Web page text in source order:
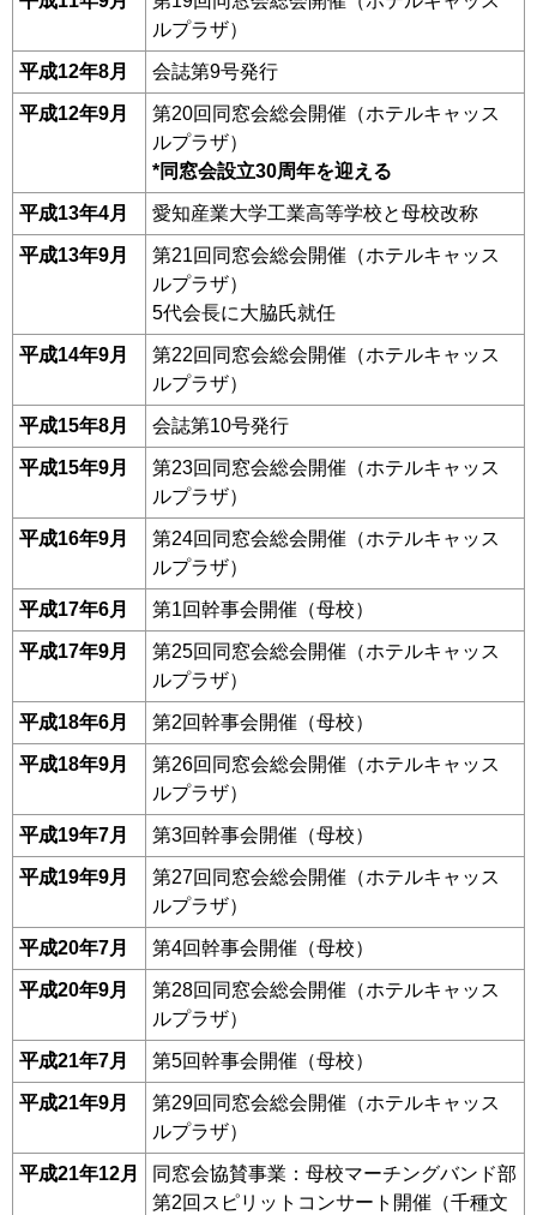
ルプラザ）
平成12年8月 会誌第9号発行
平成12年9月
第20回同窓会総会開催（ホテルキャッス
ルプラザ）
*同窓会設立30周年を迎える
平成13年4月 愛知産業大学工業高等学校と母校改称
平成13年9月
第21回同窓会総会開催（ホテルキャッス
ルプラザ）
5代会長に大脇氏就任
平成14年9月
第22回同窓会総会開催（ホテルキャッス
ルプラザ）
平成15年8月 会誌第10号発行
平成15年9月
第23回同窓会総会開催（ホテルキャッス
ルプラザ）
平成16年9月
第24回同窓会総会開催（ホテルキャッス
ルプラザ）
平成17年6月 第1回幹事会開催（母校）
平成17年9月
第25回同窓会総会開催（ホテルキャッス
ルプラザ）
平成18年6月 第2回幹事会開催（母校）
平成18年9月
第26回同窓会総会開催（ホテルキャッス
ルプラザ）
平成19年7月 第3回幹事会開催（母校）
平成19年9月
第27回同窓会総会開催（ホテルキャッス
ルプラザ）
平成20年7月 第4回幹事会開催（母校）
平成20年9月
第28回同窓会総会開催（ホテルキャッス
ルプラザ）
平成21年7月 第5回幹事会開催（母校）
平成21年9月
第29回同窓会総会開催（ホテルキャッス
ルプラザ）
平成21年12月
同窓会協賛事業：母校マーチングバンド部
第2回スピリットコンサート開催（千種文